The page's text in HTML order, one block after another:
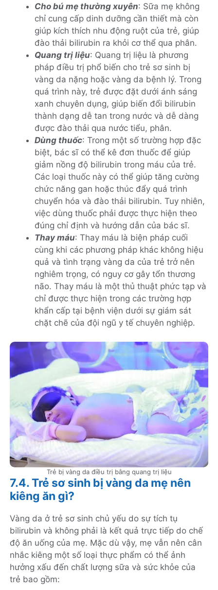
Cho bú mẹ thường xuyên: Sữa mẹ không
chỉ cung cấp dinh dưỡng cần thiết mà còn
giúp kích thích nhu động ruột của trẻ, giúp
đào thải bilirubin ra khỏi cơ thể qua phân.
Quang trị liệu: Quang trị liệu là phương
pháp điều trị phổ biến cho trẻ sơ sinh bị
vàng da nặng hoặc vàng da bệnh lý. Trong
quá trình này, trẻ được đặt dưới ánh sáng
xanh chuyên dụng, giúp biến đổi bilirubin
thành dạng dễ tan trong nước và dễ dàng
được đào thải qua nước tiểu, phân.
Dùng thuốc: Trong một số trường hợp đặc
biệt, bác sĩ có thể kê đơn thuốc để giúp
giảm nồng độ bilirubin trong máu của trẻ.
Các loại thuốc này có thể giúp tăng cường
chức năng gan hoặc thúc đẩy quá trình
chuyển hóa và đào thải bilirubin. Tuy nhiên,
việc dùng thuốc phải được thực hiện theo
đúng chỉ định và hướng dẫn của bác sĩ.
Thay máu: Thay máu là biện pháp cuối
cùng khi các phương pháp khác không hiệu
quả và tình trạng vàng da của trẻ trở nên
nghiêm trọng, có nguy cơ gây tổn thương
não. Thay máu là một thủ thuật phức tạp và
chỉ được thực hiện trong các trường hợp
khẩn cấp tại bệnh viện dưới sự giám sát
chặt chẽ của đội ngũ y tế chuyên nghiệp.
Trẻ bị vàng da điều trị bằng quang trị liệu
7.4. Trẻ sơ sinh bị vàng da mẹ nên
kiêng ăn gì?
Vàng da ở trẻ sơ sinh chủ yếu do sự tích tụ
bilirubin và không phải là kết quả trực tiếp do chế
độ ăn uống của mẹ. Mặc dù vậy, mẹ vẫn nên cân
nhắc kiêng một số loại thực phẩm có thể ảnh
hưởng xấu đến chất lượng sữa và sức khỏe của
trẻ bao gồm: